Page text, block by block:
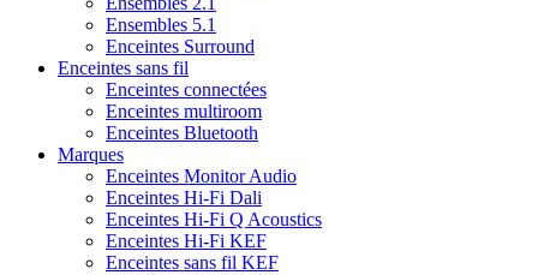
Ensembles 5.1
Enceintes Surround
Enceintes sans fil
Enceintes connectées
Enceintes multiroom
Enceintes Bluetooth
Marques
Enceintes Monitor Audio
Enceintes Hi-Fi Dali
Enceintes Hi-Fi Q Acoustics
Enceintes Hi-Fi KEF
Enceintes sans fil KEF